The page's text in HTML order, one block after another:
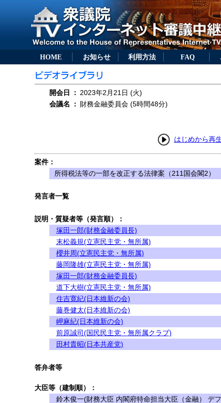
HOME お知らせ 利用方法 FAQ
開会日 ： 2023年2月21日 (火)
会議名
： 財務金融委員会 (5時間48分)
はじめから再
案件：
所得税法等の一部を改正する法律案（211国会閣2）
発言者一覧
説明・質疑者等（発言順）：
塚田一郎(財務金融委員長)
末松義規(立憲民主党・無所属)
櫻井周(立憲民主党・無所属)
藤岡隆雄(立憲民主党・無所属)
塚田一郎(財務金融委員長)
道下大樹(立憲民主党・無所属)
住吉寛紀(日本維新の会)
藤巻健太(日本維新の会)
岬麻紀(日本維新の会)
前原誠司(国民民主党・無所属クラブ)
田村貴昭(日本共産党)
答弁者等
大臣等（建制順）：
鈴木俊一(財務大臣 内閣府特命担当大臣（金融） デ